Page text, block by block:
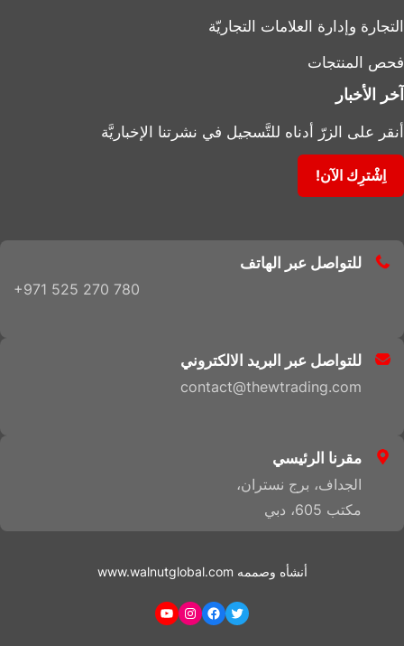
التجارة وإدارة العلامات التجاريّة
فحص المنتجات
آخر الأخبار
أنقر على الزرّ أدناه للتَّسجيل في نشرتنا الإخباريَّة
اِشْترِك الآن!
للتواصل عبر الهاتف
+971 525 270 780
للتواصل عبر البريد الالكتروني
contact@thewtrading.com
مقرنا الرئيسي
الجداف، برج نستران،
مكتب 605، دبي
أنشأه وصممه www.walnutglobal.com
Twitter
Facebook
Instagram
YouTube